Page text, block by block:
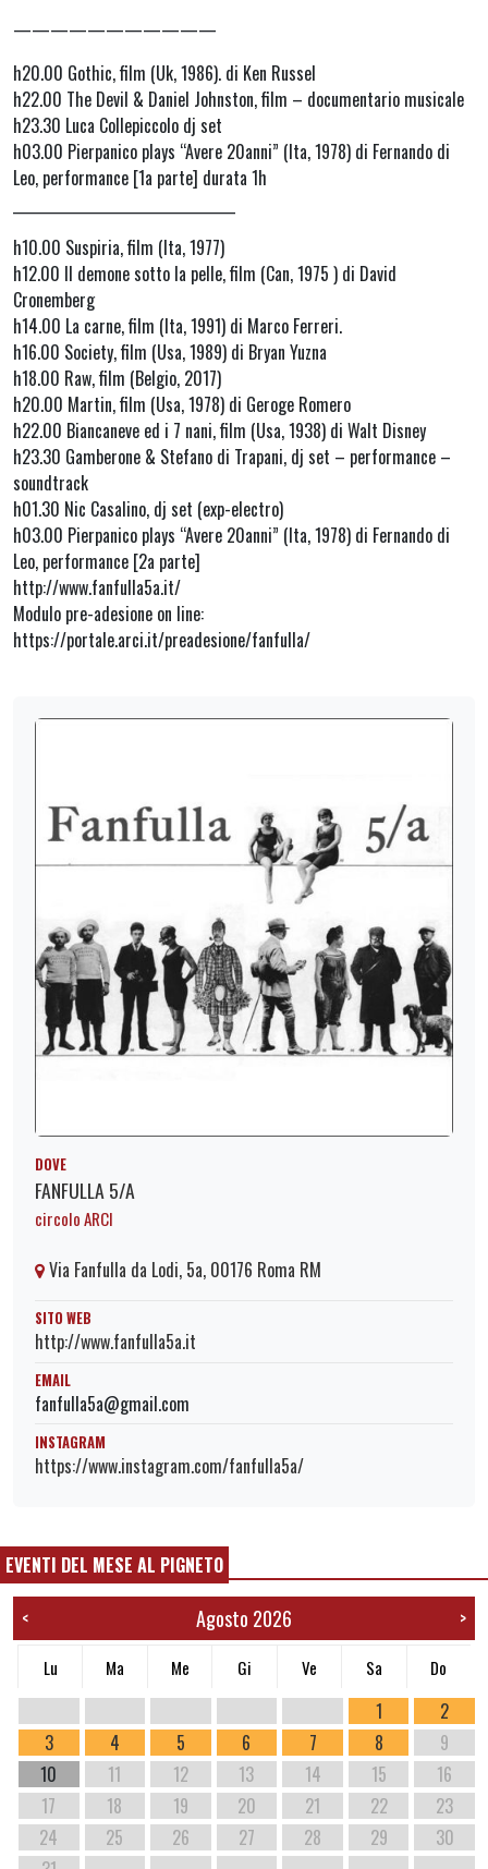
———————————
h20.00 Gothic, film (Uk, 1986). di Ken Russel
h22.00 The Devil & Daniel Johnston, film – documentario musicale
h23.30 Luca Collepiccolo dj set
h03.00 Pierpanico plays “Avere 20anni” (Ita, 1978) di Fernando di
Leo, performance [1a parte] durata 1h
h10.00 Suspiria, film (Ita, 1977)
h12.00 Il demone sotto la pelle, film (Can, 1975 ) di David
Cronemberg
h14.00 La carne, film (Ita, 1991) di Marco Ferreri.
h16.00 Society, film (Usa, 1989) di Bryan Yuzna
h18.00 Raw, film (Belgio, 2017)
h20.00 Martin, film (Usa, 1978) di Geroge Romero
h22.00 Biancaneve ed i 7 nani, film (Usa, 1938) di Walt Disney
h23.30 Gamberone & Stefano di Trapani, dj set – performance –
soundtrack
h01.30 Nic Casalino, dj set (exp-electro)
h03.00 Pierpanico plays “Avere 20anni” (Ita, 1978) di Fernando di
Leo, performance [2a parte]
http://www.fanfulla5a.it/
Modulo pre-adesione on line:
https://portale.arci.it/preadesione/fanfulla/
DOVE
FANFULLA 5/A
circolo ARCI
Via Fanfulla da Lodi, 5a, 00176 Roma RM
SITO WEB
http://www.fanfulla5a.it
EMAIL
fanfulla5a@gmail.com
INSTAGRAM
https://www.instagram.com/fanfulla5a/
EVENTI DEL MESE AL PIGNETO
< Agosto 2026 >
Lu Ma Me Gi Ve Sa Do
1
2
3
4 5 6 7 8
9
10
11 12 13 14 15
16
17
18 19 20 21 22
23
24
25 26 27 28 29
30